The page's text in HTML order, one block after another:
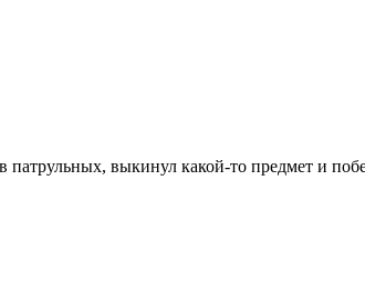
выкинул какой-то предмет и